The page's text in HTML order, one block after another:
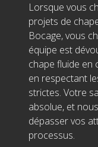
Lorsque vous
projets de
Bocage, vous
équipe est
chape fluide en
en respectant
strictes. Votre
absolue, et
dépasser vos
processus.